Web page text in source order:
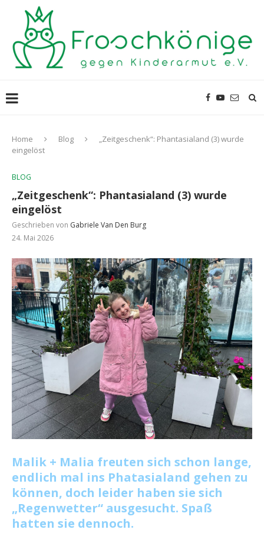
Home Blog
„Zeitgeschenk“: Phantasialand (3) wurde
eingelöst
BLOG
„Zeitgeschenk“: Phantasialand (3) wurde
eingelöst
Geschrieben von Gabriele Van Den Burg
24. Mai 2026
Malik + Malia freuten sich schon lange,
endlich mal ins Phatasialand gehen zu
können, doch leider haben sie sich
„Regenwetter“ ausgesucht. Spaß
hatten sie dennoch.